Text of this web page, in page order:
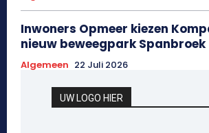
Inwoners Opmeer kiezen
nieuw beweegpark Spanbroek
Algemeen 22 Juli 2026
UW LOGO HIER